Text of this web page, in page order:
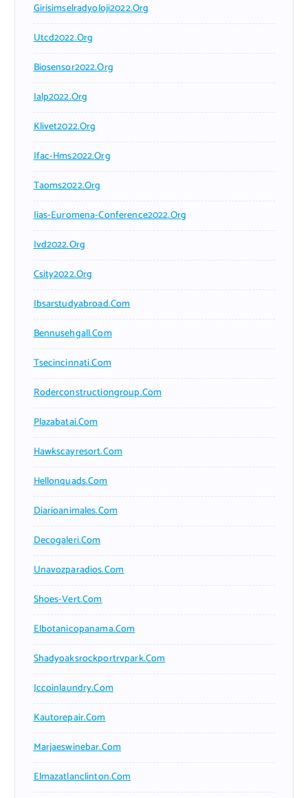
Girisimselradyoloji2022.org
Utcd2022.org
Biosensor2022.org
Ialp2022.org
Klivet2022.org
Ifac-Hms2022.org
Taoms2022.org
Iias-Euromena-Conference2022.org
Ivd2022.org
Csity2022.org
Ibsarstudyabroad.com
Bennusehgall.com
Tsecincinnati.com
Roderconstructiongroup.com
Plazabatai.com
Hawkscayresort.com
Hellonquads.com
Diarioanimales.com
Decogaleri.com
Unavozparadios.com
Shoes-Vert.com
Elbotanicopanama.com
Shadyoaksrockportrvpark.com
Jccoinlaundry.com
Kautorepair.com
Marjaeswinebar.com
Elmazatlanclinton.com